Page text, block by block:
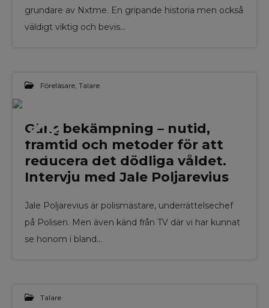
grundare av Nxtme. En gripande historia men också
väldigt viktig och bevis…
Föreläsare, Talare
29
AUG 2024
Gängbekämpning – nutid,
framtid och metoder för att
reducera det dödliga våldet.
Intervju med Jale Poljarevius
Jale Poljarevius är polismästare, underrättelsechef
på Polisen. Men även känd från TV där vi har kunnat
se honom i bland…
Talare